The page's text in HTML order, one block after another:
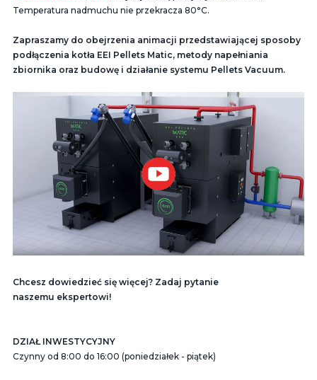
Temperatura nadmuchu nie przekracza 80°C.
Zapraszamy do obejrzenia animacji przedstawiającej sposoby
podłączenia kotła EEI Pellets Matic, metody napełniania
zbiornika oraz budowę i działanie systemu Pellets Vacuum.
Chcesz dowiedzieć się więcej? Zadaj pytanie
naszemu ekspertowi!
DZIAŁ INWESTYCYJNY
Czynny od 8:00 do 16:00 (poniedziałek - piątek)